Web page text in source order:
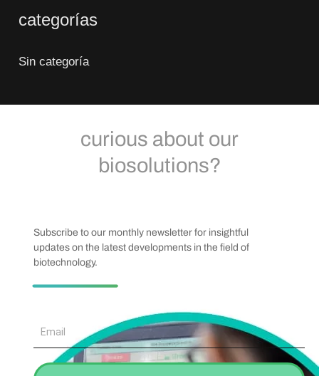
categorías
Sin categoría
curious about our
biosolutions?
Subscribe to our monthly newsletter for insightful
updates on the latest developments in the field of
biotechnology.